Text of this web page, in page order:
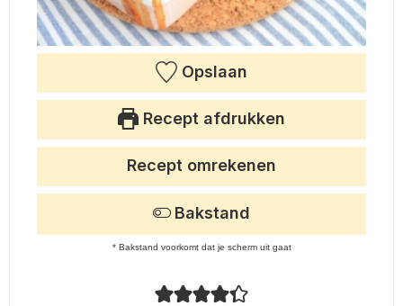
Opslaan
Recept afdrukken
Recept omrekenen
Bakstand
* Bakstand voorkomt dat je scherm uit gaat